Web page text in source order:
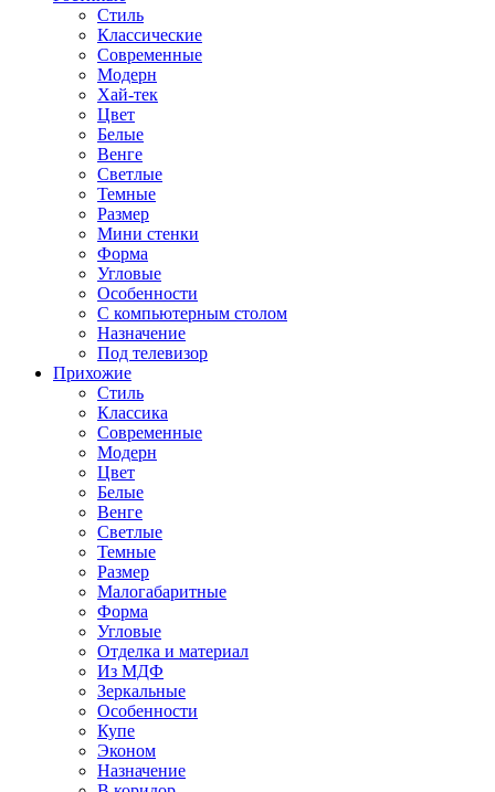
Стиль
Классические
Современные
Модерн
Хай-тек
Цвет
Белые
Венге
Светлые
Темные
Размер
Мини стенки
Форма
Угловые
Особенности
С компьютерным столом
Назначение
Под телевизор
Прихожие
Стиль
Классика
Современные
Модерн
Цвет
Белые
Венге
Светлые
Темные
Размер
Малогабаритные
Форма
Угловые
Отделка и материал
Из МДФ
Зеркальные
Особенности
Купе
Эконом
Назначение